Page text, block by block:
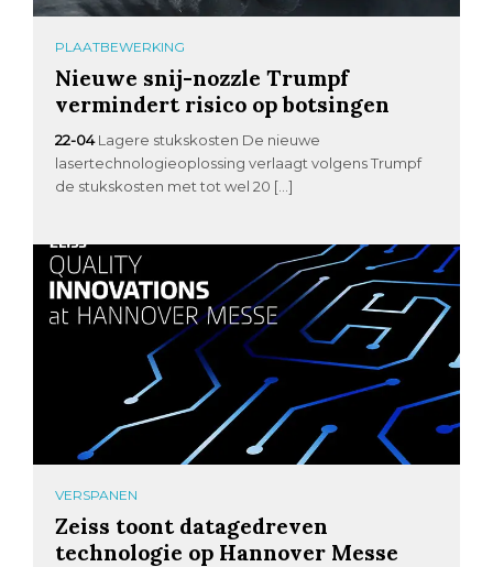
PLAATBEWERKING
Nieuwe snij-nozzle Trumpf
vermindert risico op botsingen
22-04 Lagere stukskosten De nieuwe
lasertechnologieoplossing verlaagt volgens Trumpf
de stukskosten met tot wel 20 […]
VERSPANEN
Zeiss toont datagedreven
technologie op Hannover Messe